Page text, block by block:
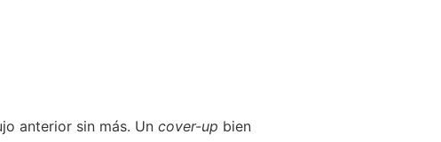
anterior sin más. Un cover-up bien